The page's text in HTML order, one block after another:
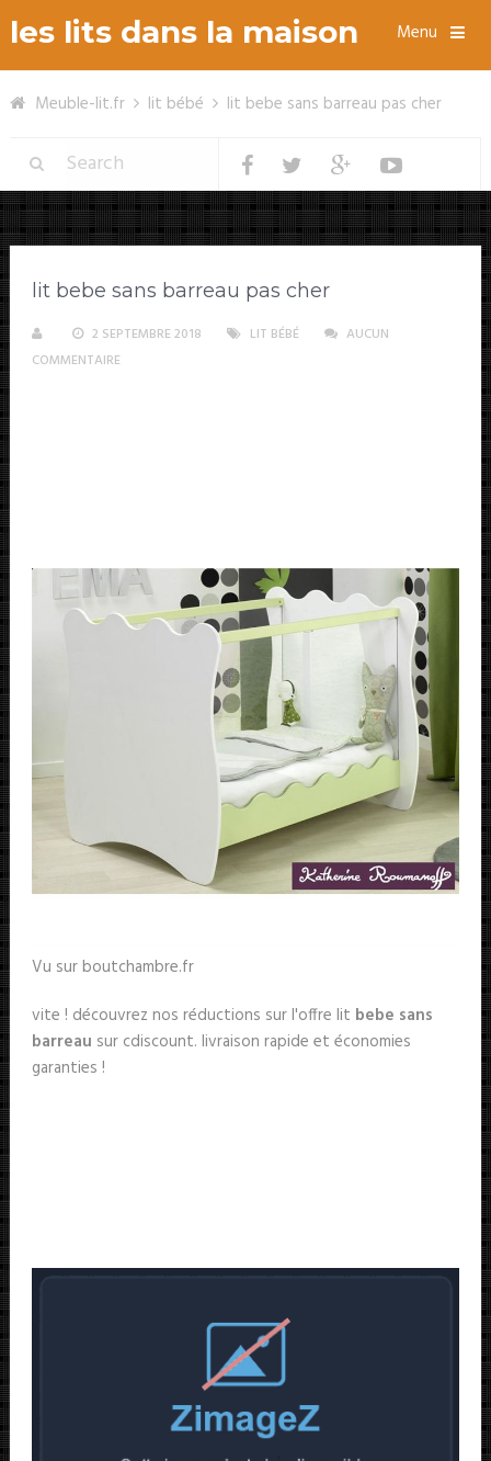
les lits dans la maison Menu
Meuble-lit.fr lit bébé lit bebe sans barreau pas cher
lit bebe sans barreau pas cher
2 SEPTEMBRE 2018 LIT BÉBÉ
AUCUN
COMMENTAIRE
Vu sur boutchambre.fr
vite ! découvrez nos réductions sur l'offre lit bebe sans
barreau sur cdiscount. livraison rapide et économies
garanties !